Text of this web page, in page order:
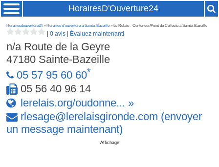
HorairesD'Ouverture24
Horairesdouverture24» Horaires d'ouverture à Sainte-Bazeille » Le Relais - Conteneur/Point de Collecte à Sainte-Bazeille
|0 avis Évaluez maintenant!
n/a Route de la Geyre
47180 Sainte-Bazeille
05 57 95 60 60*
05 56 40 96 14
lerelais.org/oudonne... »
rlesage@lerelaisgironde.com (envoyer
un message maintenant)
Affichage